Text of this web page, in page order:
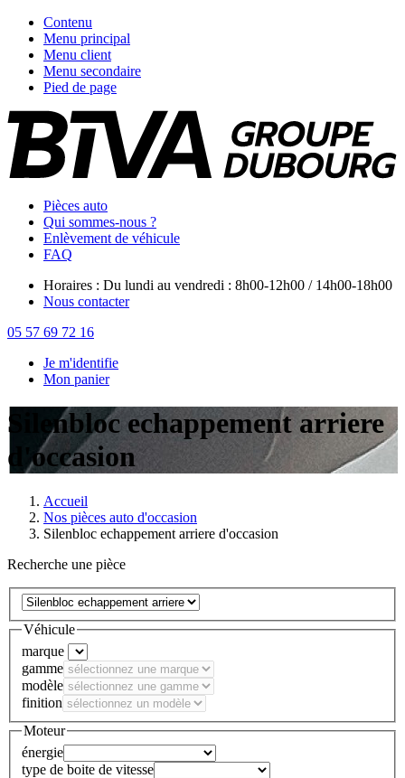
Contenu
Menu principal
Menu client
Menu secondaire
Pied de page
Pièces auto
Qui sommes-nous ?
Enlèvement de véhicule
FAQ
Horaires : Du lundi au vendredi : 8h00-12h00 / 14h00-18h00
Nous contacter
05 57 69 72 16
Je m'identifie
Mon panier
Silenbloc echappement arriere
d'occasion
Accueil
Nos pièces auto d'occasion
Silenbloc echappement arriere d'occasion
Recherche une pièce
Véhicule
marque
gamme
modèle
finition
Moteur
énergie
type de boite de vitesse